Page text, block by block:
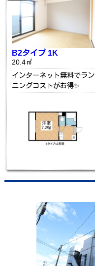
B2タイプ 1K
20.4㎡
インターネット無料でラン
ニングコストがお得✨